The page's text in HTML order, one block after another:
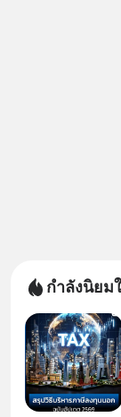
กำลังนิยม